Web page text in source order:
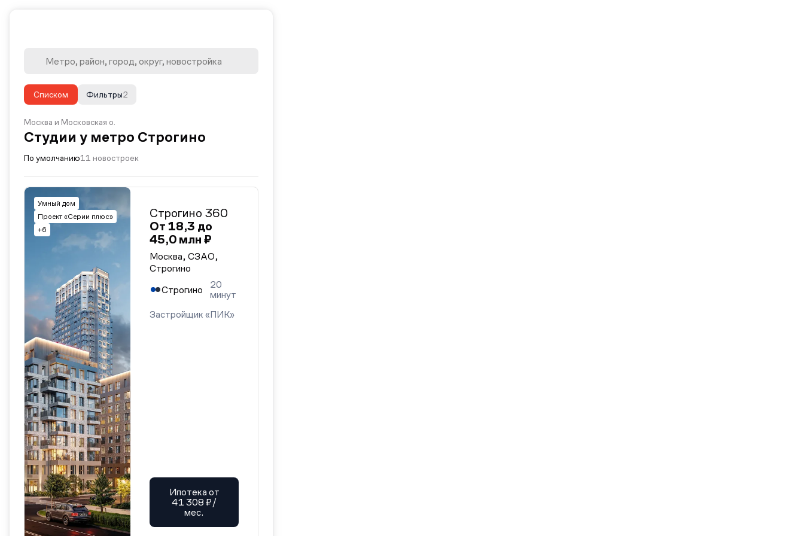
Списком 2
Фильтры
Москва и Московская о.
Студии у метро Строгино
По умолчанию11 новостроек
Умный дом
Проект «Серии плюс»
+6
Строгино 360
От 18,3 до
45,0 млн ₽
Москва, СЗАО,
Строгино
Строгино
20
минут
Застройщик «ПИК»
Ипотека от
41 308 ₽/
мес.